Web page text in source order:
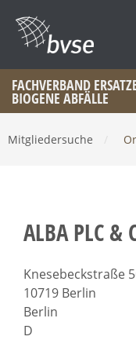
FACHVERBAND
BIOGENE ABFÄLLE
Mitgliedersuche
ALBA PLC &
Knesebeckstraße
10719 Berlin
Berlin
D